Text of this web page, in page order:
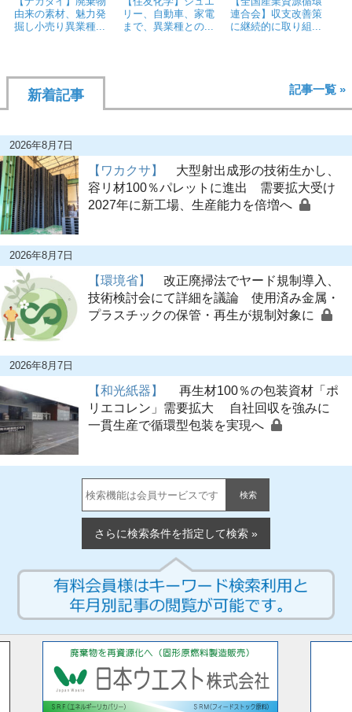
由来の素材、魅力発
掘し小売り異業種...
リー、自動車、家電
まで、異業種との...
連合会】収支改善策
に継続的に取り組...
新着記事 記事一覧 »
2026年8月7日
【ワカクサ】
大型射出成形の技術生かし、
容リ材100％パレットに進出 需要拡大受け
2027年に新工場、生産能力を倍増へ
2026年8月7日
【環境省】
改正廃掃法でヤード規制導入、
技術検討会にて詳細を議論 使用済み金属・
プラスチックの保管・再生が規制対象に
2026年8月7日
【和光紙器】
再生材100％の包装資材「ポ
リエコレン」需要拡大 自社回収を強みに
一貫生産で循環型包装を実現へ
検索
さらに検索条件を指定して検索 »